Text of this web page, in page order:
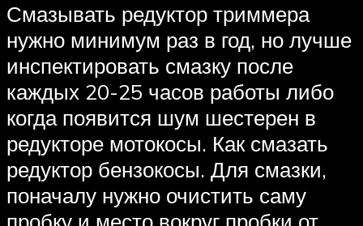
Смазывать редуктор триммера
нужно минимум раз в год, но лучше
инспектировать смазку после
каждых 20-25 часов работы либо
когда появится шум шестерен в
редукторе мотокосы. Как смазать
редуктор бензокосы. Для смазки,
поначалу нужно очистить саму